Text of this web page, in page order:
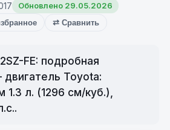
Обновлено 29.05.2026
⇄ Сравнить
FE: подробная
Toyota:
л. (1296 см/куб.),